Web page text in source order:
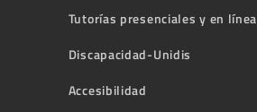
Tutorías presenciales y en línea
Discapacidad-Unidis
Accesibilidad